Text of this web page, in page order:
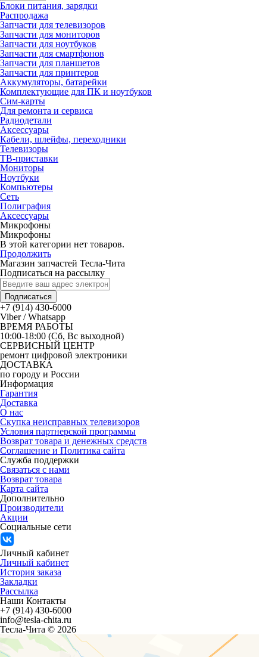
Блоки питания, зарядки
Распродажа
Запчасти для телевизоров
Запчасти для мониторов
Запчасти для ноутбуков
Запчасти для смартфонов
Запчасти для планшетов
Запчасти для принтеров
Аккумуляторы, батарейки
Комплектующие для ПК и ноутбуков
Сим-карты
Для ремонта и сервиса
Радиодетали
Аксессуары
Кабели, шлейфы, переходники
Телевизоры
ТВ-приставки
Мониторы
Ноутбуки
Компьютеры
Сеть
Полиграфия
Аксессуары
Микрофоны
Микрофоны
В этой категории нет товаров.
Продолжить
Магазин запчастей Тесла-Чита
Подписаться на рассылку
Подписаться
+7 (914) 430-6000
Viber / Whatsapp
ВРЕМЯ РАБОТЫ
10:00-18:00 (Сб, Вс выходной)
СЕРВИСНЫЙ ЦЕНТР
ремонт цифровой электроники
ДОСТАВКА
по городу и России
Информация
Гарантия
Доставка
О нас
Скупка неисправных телевизоров
Условия партнерской программы
Возврат товара и денежных средств
Соглашение и Политика сайта
Служба поддержки
Связаться с нами
Возврат товара
Карта сайта
Дополнительно
Производители
Акции
Социальные сети
Личный кабинет
Личный кабинет
История заказа
Закладки
Рассылка
Наши Контакты
+7 (914) 430-6000
info@tesla-chita.ru
Тесла-Чита © 2026